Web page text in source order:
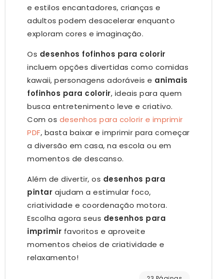
e estilos encantadores, crianças e
adultos podem desacelerar enquanto
exploram cores e imaginação.
Os desenhos fofinhos para colorir
incluem opções divertidas como comidas
kawaii, personagens adoráveis e animais
fofinhos para colorir, ideais para quem
busca entretenimento leve e criativo.
Com os desenhos para colorir e imprimir
PDF, basta baixar e imprimir para começar
a diversão em casa, na escola ou em
momentos de descanso.
Além de divertir, os desenhos para
pintar ajudam a estimular foco,
criatividade e coordenação motora.
Escolha agora seus desenhos para
imprimir favoritos e aproveite
momentos cheios de criatividade e
relaxamento!